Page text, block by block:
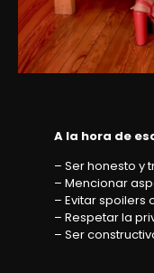
A la hora de
– Ser honesto y
– Mencionar
– Evitar
– Respetar la
– Ser